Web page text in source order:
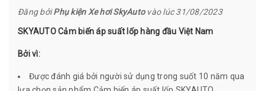
Đăng bởiPhụ kiện Xe hơi SkyAutovào lúc 31/08/2023
SKYAUTO Cảm biến áp suất lốp hàng đầu Việt Nam
Bởi vì:
Được đánh giá bởi người sử dụng trong suốt 10 năm qua